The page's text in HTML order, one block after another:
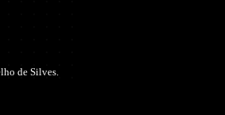
de Silves.